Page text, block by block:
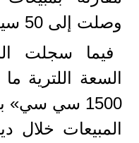
وصلت إلى 50 سيارة.
فيما سجلت